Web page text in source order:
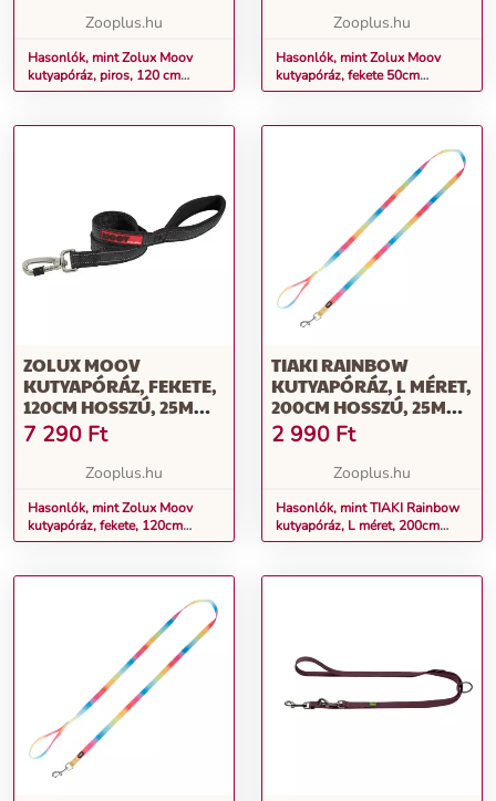
Zooplus.hu
Hasonlók, mint Zolux Moov
kutyapóráz, piros, 120 cm
hosszú, 20 mm széles
Zooplus.hu
Hasonlók, mint Zolux Moov
kutyapóráz, fekete 50cm
hosszú, 40mm széles
ZOLUX MOOV
KUTYAPÓRÁZ, FEKETE,
120CM HOSSZÚ, 25MM
SZÉLES
7 290 Ft
Zooplus.hu
Hasonlók, mint Zolux Moov
kutyapóráz, fekete, 120cm
hosszú, 25mm széles
TIAKI RAINBOW
KUTYAPÓRÁZ, L MÉRET,
200CM HOSSZÚ, 25MM
SZÉLES
2 990 Ft
Zooplus.hu
Hasonlók, mint TIAKI Rainbow
kutyapóráz, L méret, 200cm
hosszú, 25mm széles